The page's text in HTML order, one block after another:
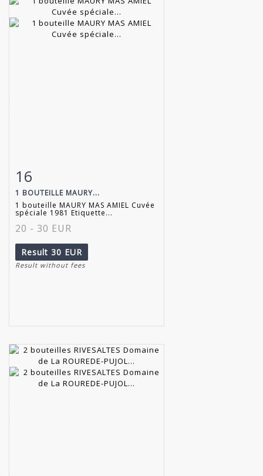
Item detail
16
1 BOUTEILLE MAURY...
1 bouteille MAURY MAS AMIEL Cuvée
spéciale 1981 Etiquette...
20 - 30 EUR
Result 30 EUR
Result without fees